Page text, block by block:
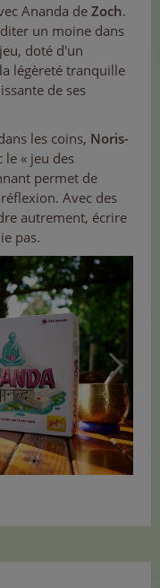
Ananda de Zoch.
un moine dans
doté d'un
légèreté tranquille
de ses
les coins, Noris-
le « jeu des
permet de
Avec des
autrement, écrire
pas.